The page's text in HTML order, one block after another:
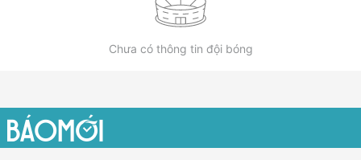
Chưa có thông tin đội bóng